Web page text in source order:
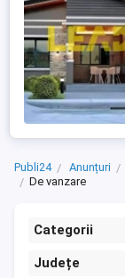
Publi24 Anunțuri
De vanzare
Categorii
Județe